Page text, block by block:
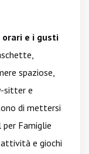
e i gusti
spaziose,
sitter e
di mettersi
Famiglie
e giochi